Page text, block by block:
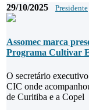
29/10/2025
Presidente
Assomec marca
Programa Cultivar
O secretário
CIC onde
de Curitiba e a Copel